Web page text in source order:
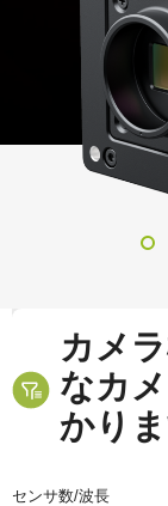
カメ
なカ
かり
センサ数/波長